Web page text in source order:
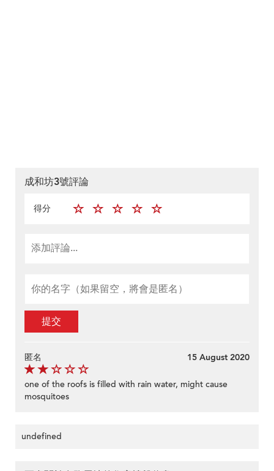
成和坊3號評論
得分
提交
匿名 15 August 2020
one of the roofs is filled with rain water, might cause
mosquitoes
undefined